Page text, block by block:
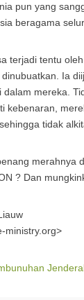
pun yang
beragama
terjadi tentu
Ia
dalam mereka.
kebenaran,
tidak
merahnya
? Dan
ministry.org>